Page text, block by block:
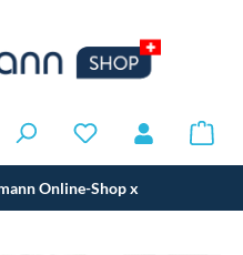
Online-Shopx